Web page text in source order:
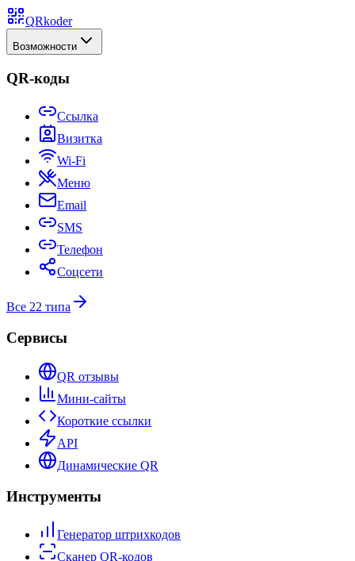
QRkoder
Возможности
QR-коды
Ссылка
Визитка
Wi-Fi
Меню
Email
SMS
Телефон
Соцсети
Все 22 типа
Сервисы
QR отзывы
Мини-сайты
Короткие ссылки
API
Динамические QR
Инструменты
Генератор штрихкодов
Сканер QR-кодов